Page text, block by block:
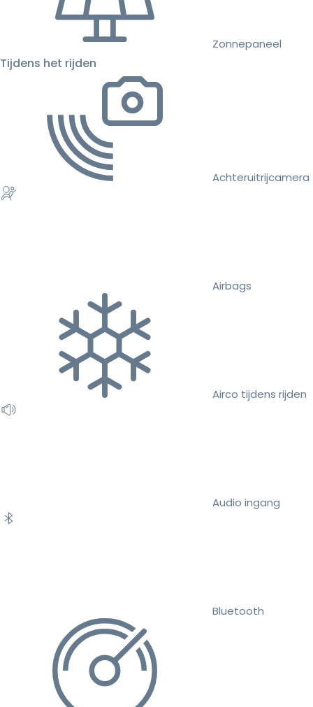
Zonnepaneel
Tijdens het rijden
Achteruitrijcamera
Airbags
Airco tijdens rijden
Audio ingang
Bluetooth